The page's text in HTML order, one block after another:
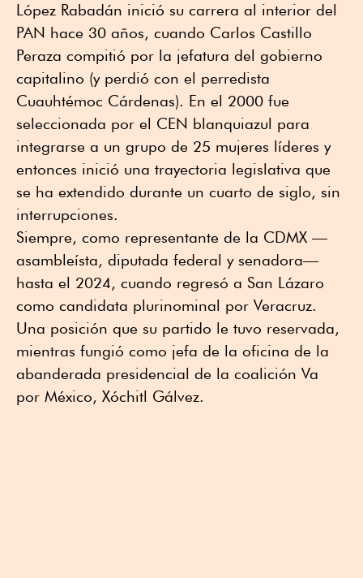
López Rabadán inició su carrera al interior del
PAN hace 30 años, cuando Carlos Castillo
Peraza compitió por la jefatura del gobierno
capitalino (y perdió con el perredista
Cuauhtémoc Cárdenas). En el 2000 fue
seleccionada por el CEN blanquiazul para
integrarse a un grupo de 25 mujeres líderes y
entonces inició una trayectoria legislativa que
se ha extendido durante un cuarto de siglo, sin
interrupciones.
Siempre, como representante de la CDMX —
asambleísta, diputada federal y senadora—
hasta el 2024, cuando regresó a San Lázaro
como candidata plurinominal por Veracruz.
Una posición que su partido le tuvo reservada,
mientras fungió como jefa de la oficina de la
abanderada presidencial de la coalición Va
por México, Xóchitl Gálvez.